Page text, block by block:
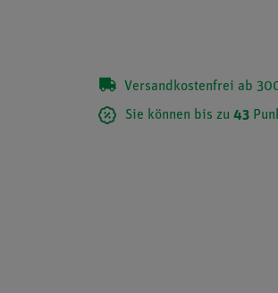
Versandkostenfrei ab
Sie können bis zu 43